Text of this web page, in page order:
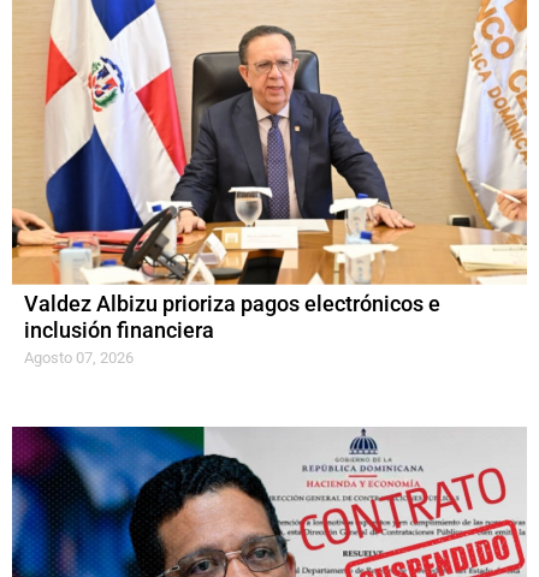
Valdez Albizu prioriza pagos electrónicos e
inclusión financiera
Agosto 07, 2026